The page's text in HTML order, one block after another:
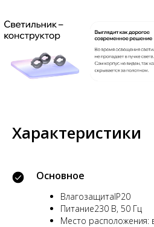
Характеристики
Основное
ВлагозащитаIP20
Питание230 В, 50 Гц
Место расположения: